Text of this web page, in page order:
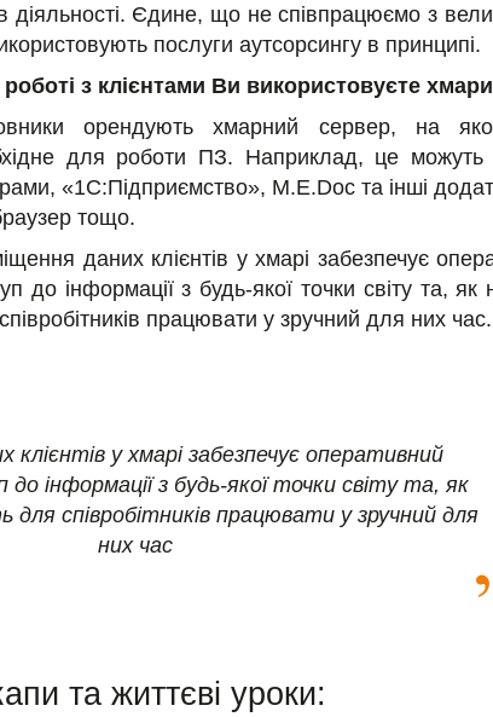
діяльності. Єдине, що не співпрацюємо з
послуги аутсорсингу в принципі.
з клієнтами Ви використовуєте
орендують хмарний сервер, на
для роботи ПЗ. Наприклад, це можуть
«1С:Підприємство», M.E.Doc та інші
тощо.
даних клієнтів у хмарі забезпечує
до інформації з будь-якої точки світу та, як
працювати у зручний для них час.
клієнтів у хмарі забезпечує оперативний
до інформації з будь-якої точки світу та, як
для співробітників працювати у зручний для
них час
та життєві уроки: